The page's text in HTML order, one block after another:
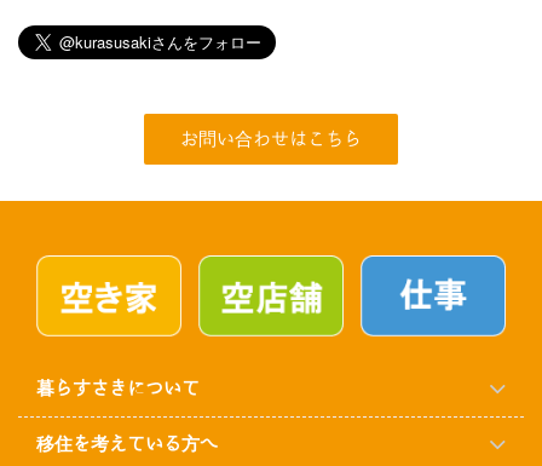
お問い合わせはこちら
暮らすさきについて
移住を考えている方へ